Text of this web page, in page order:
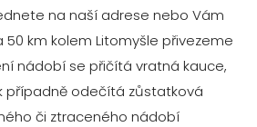
na naší adrese nebo Vám
50 km kolem Litomyšle přivezeme
nádobí se přičítá vratná kauce,
případně odečítá zůstatková
či ztraceného nádobí